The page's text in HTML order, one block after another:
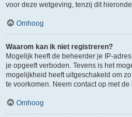
voor deze wetgeving, tenzij dit
Omhoog
Waarom kan ik niet registreren?
Mogelijk heeft de beheerder je IP-
je opgeeft verboden. Tevens is het
mogelijkheid heeft uitgeschakeld om
te voorkomen. Neem contact op met
Omhoog